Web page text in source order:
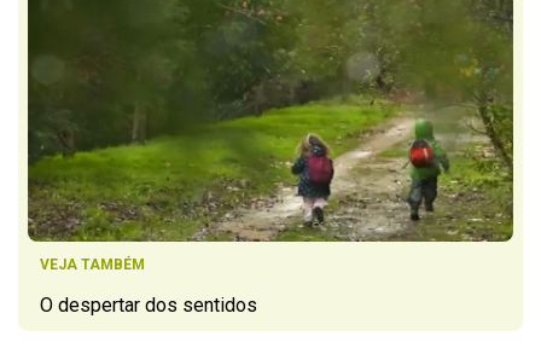
VEJA TAMBÉM
O despertar dos sentidos